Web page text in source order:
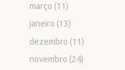
março (11)
janeiro (13)
dezembro (11)
novembro (24)